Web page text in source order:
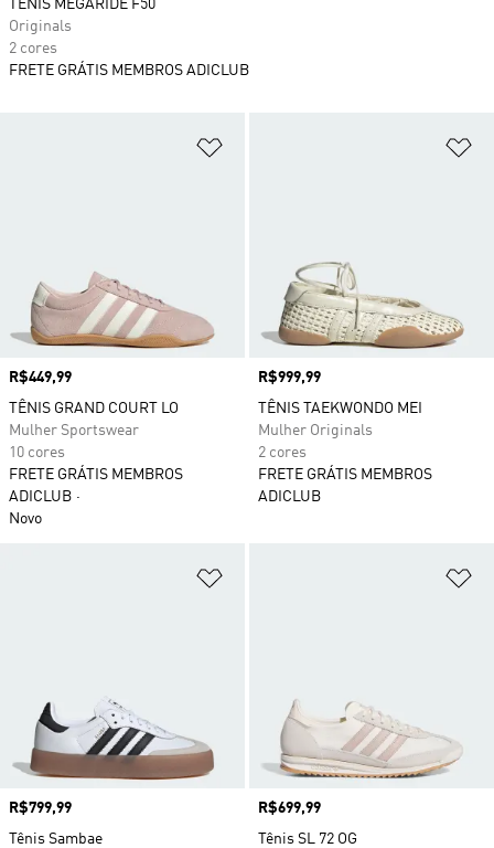
Preço
R$449,99
TÊNIS GRAND COURT LO
Mulher Sportswear
10 cores
FRETE GRÁTIS MEMBROS
ADICLUB
Novo
Preço
R$999,99
TÊNIS TAEKWONDO MEI
Mulher Originals
2 cores
FRETE GRÁTIS MEMBROS
ADICLUB
Preço
R$799,99
Tênis Sambae
Preço
R$699,99
Tênis SL 72 OG
TÊNIS MEGARIDE F50
Originals
2 cores
FRETE GRÁTIS MEMBROS ADICLUB